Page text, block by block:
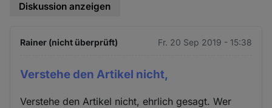
Diskussion anzeigen
Rainer (nicht überprüft) Fr. 20 Sep 2019 - 15:38
Verstehe den Artikel nicht,
Verstehe den Artikel nicht, ehrlich gesagt. Wer